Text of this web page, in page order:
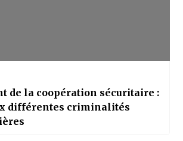
de la coopération sécuritaire :
différentes criminalités